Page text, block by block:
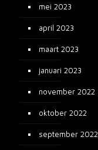
mei 2023
april 2023
maart 2023
januari 2023
november 2022
oktober 2022
september 2022